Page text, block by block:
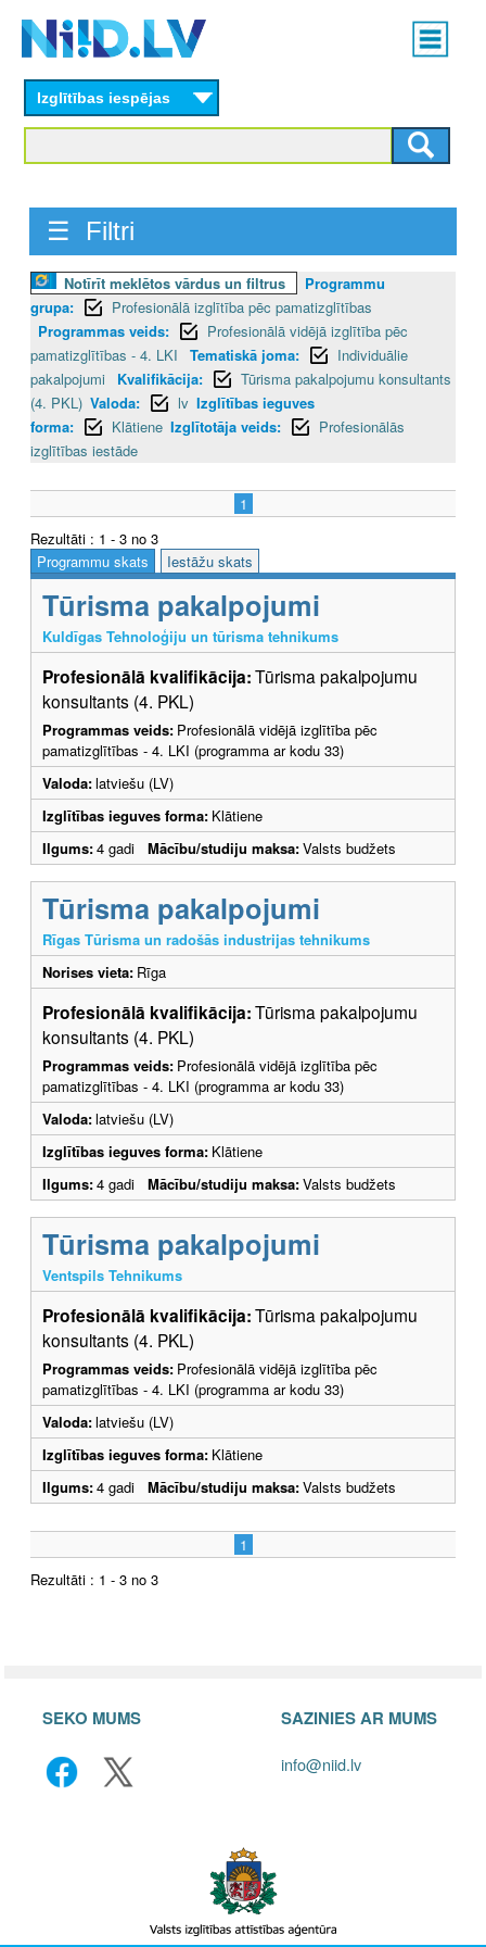
content
Main
menu
Izglītības iespējas
☰ Filtri
Notīrīt meklētos vārdus un filtrus
Programmu
grupa:
Profesionālā izglītība pēc pamatizglītības
Programmas veids:
Profesionālā vidējā izglītība pēc
pamatizglītības - 4. LKI
Tematiskā joma:
Individuālie
pakalpojumi
Kvalifikācija:
Tūrisma pakalpojumu konsultants
(4. PKL) Valoda: lv Izglītības ieguves
forma:
Klātiene Izglītotāja veids:
Profesionālās
izglītības iestāde
1
Rezultāti : 1 - 3 no 3
Programmu skats
Iestāžu skats
Tūrisma pakalpojumi
Kuldīgas Tehnoloģiju un tūrisma tehnikums
Profesionālā kvalifikācija:Tūrisma pakalpojumu
konsultants (4. PKL)
Programmas veids: Profesionālā vidējā izglītība pēc
pamatizglītības - 4. LKI (programma ar kodu 33)
Valoda:latviešu (LV)
Izglītības ieguves forma: Klātiene
Ilgums:4 gadi Mācību/studiju maksa:Valsts budžets
Tūrisma pakalpojumi
Rīgas Tūrisma un radošās industrijas tehnikums
Norises vieta: Rīga
Profesionālā kvalifikācija:Tūrisma pakalpojumu
konsultants (4. PKL)
Programmas veids: Profesionālā vidējā izglītība pēc
pamatizglītības - 4. LKI (programma ar kodu 33)
Valoda:latviešu (LV)
Izglītības ieguves forma: Klātiene
Ilgums:4 gadi Mācību/studiju maksa:Valsts budžets
Tūrisma pakalpojumi
Ventspils Tehnikums
Profesionālā kvalifikācija:Tūrisma pakalpojumu
konsultants (4. PKL)
Programmas veids: Profesionālā vidējā izglītība pēc
pamatizglītības - 4. LKI (programma ar kodu 33)
Valoda:latviešu (LV)
Izglītības ieguves forma: Klātiene
Ilgums:4 gadi Mācību/studiju maksa:Valsts budžets
1
Rezultāti : 1 - 3 no 3
SEKO MUMS SAZINIES AR MUMS
info@niid.lv